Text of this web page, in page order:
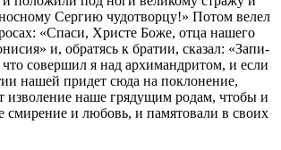
Сер­гию чу­до­твор­цу!» По­том ве­лел
«Спа­си, Хри­сте Бо­же, от­ца на­ше­го
и, об­ра­тясь к бра­тии, ска­зал: «За­пи­
что со­вер­шил я над ар­хи­манд­ри­том, и ес­ли
на­шей при­дет сю­да на по­кло­не­ние,
из­во­ле­ние на­ше гря­ду­щим ро­дам, чтобы и
сми­ре­ние и лю­бовь, и па­мя­то­ва­ли в сво­их